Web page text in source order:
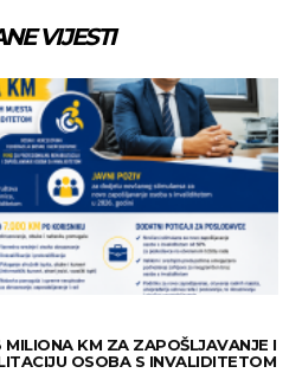
VIJESTI
KM ZA ZAPOŠLJAVANJE I
OSOBA S INVALIDITETOM